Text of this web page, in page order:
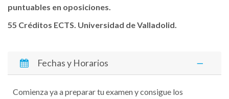
puntuables en oposiciones.
55 Créditos ECTS. Universidad de Valladolid.
Fechas y Horarios
Comienza ya a preparar tu examen y consigue los